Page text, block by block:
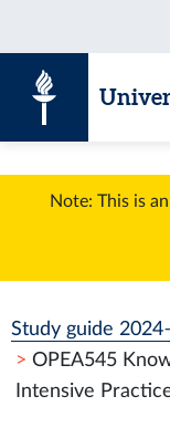
Note: This is
Study guide
OPEA545
Intensive